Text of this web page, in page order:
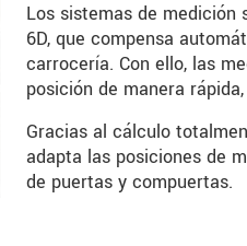
Los sistemas de medición
6D, que compensa
carrocería. Con ello, las
posición de manera
Gracias al cálculo
adapta las posiciones de
de puertas y compuertas.